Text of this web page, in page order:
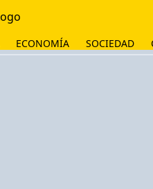
ECONOMÍA SOCIEDAD